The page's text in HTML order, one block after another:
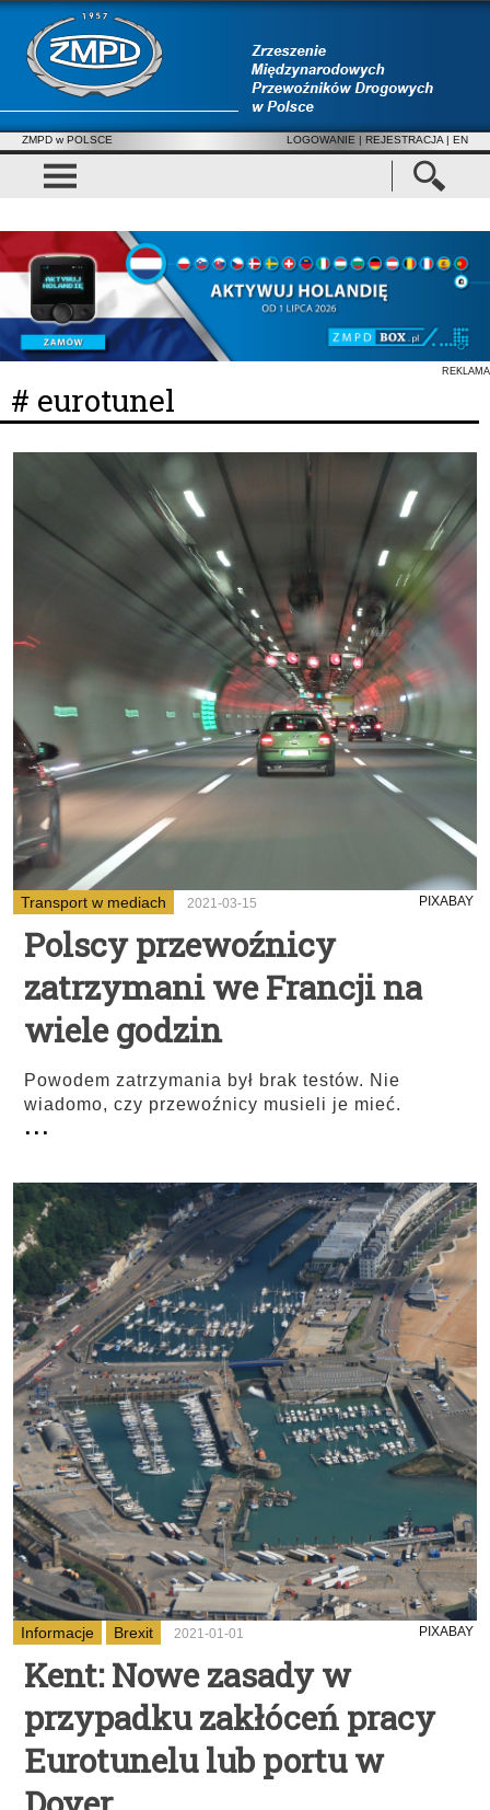
ZMPD w POLSCE LOGOWANIE | REJESTRACJA | EN
REKLAMA
# eurotunel
Transport w mediach 2021-03-15 PIXABAY
Polscy przewoźnicy
zatrzymani we Francji na
wiele godzin
Powodem zatrzymania był brak testów. Nie
wiadomo, czy przewoźnicy musieli je mieć.
...
Informacje Brexit 2021-01-01 PIXABAY
Kent: Nowe zasady w
przypadku zakłóceń pracy
Eurotunelu lub portu w